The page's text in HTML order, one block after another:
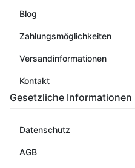
Blog
Zahlungsmöglichkeiten
Versandinformationen
Kontakt
Gesetzliche Informationen
Datenschutz
AGB